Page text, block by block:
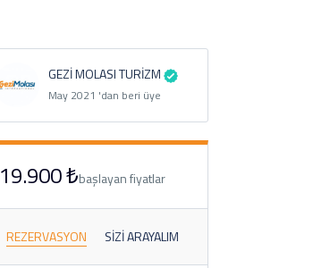
GEZİ MOLASI TURİZM
May 2021 'dan beri üye
19.900 ₺başlayan fiyatlar
REZERVASYON SIZI ARAYALIM